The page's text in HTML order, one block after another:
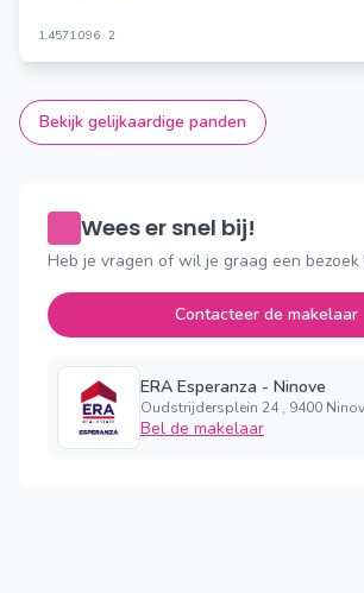
1.4571.096 2
Bekijk gelijkaardige panden
Wees er snel bij!
Heb je vragen of wil je graag een bezoek
Contacteer de makelaar
ERA Esperanza - Ninove
Oudstrijdersplein 24 , 9400
Bel de makelaar